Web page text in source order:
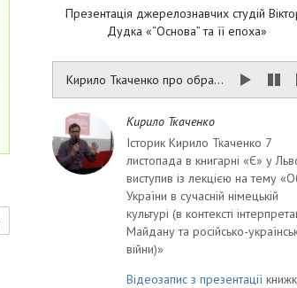
Презентація джерелознавчих студій
Дудка «“Основа” та її епоха»
Кирило Ткаченко про образ України в сучасній німецькій культурі
Кирило Ткаченко
Історик Кирило Ткаченко 7
листопада в книгарні «Є» у
виступив із лекцією на тему
України в сучасній німецькій
культурі (в контексті
Майдану та російсько-
війни)»
Відеозапис з презентації